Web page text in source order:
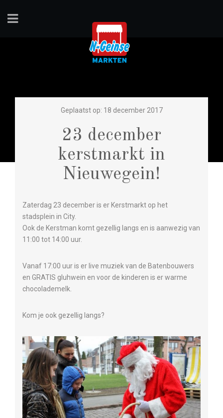
Geplaatst op: 18 december 2017
23 december
kerstmarkt in
Nieuwegein!
Zaterdag 23 december is er Kerstmarkt op het
stadsplein in City.
Ook de Kerstman komt gezellig langs en is aanwezig van
11:00 tot 14:00 uur.
Vanaf 17:00 uur is er live muziek van de Batenbouwers
en GRATIS gluhwein en voor de kinderen is er warme
chocolademelk.
Kom je ook gezellig langs?